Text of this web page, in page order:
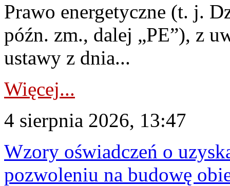
Prawo energetyczne (t. j.
późn. zm., dalej „PE”), z
ustawy z dnia...
Więcej...
4 sierpnia 2026, 13:47
Wzory oświadczeń o
pozwoleniu na budowę